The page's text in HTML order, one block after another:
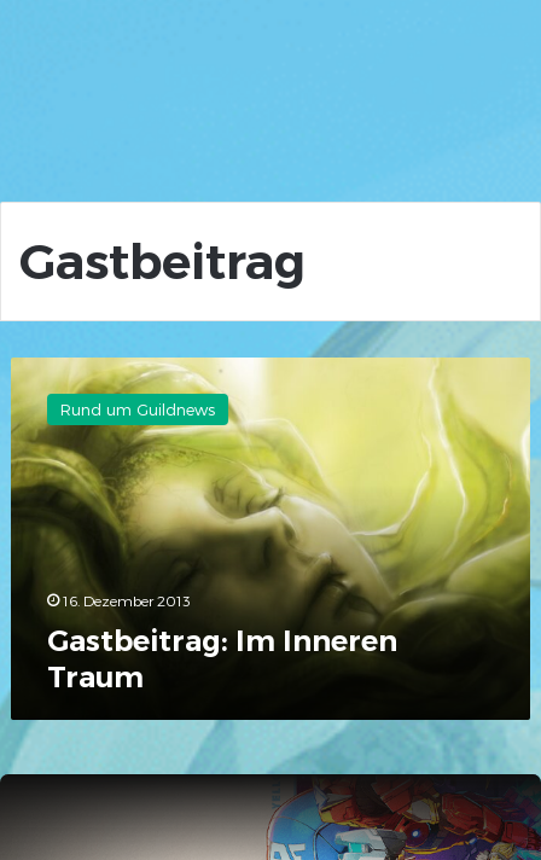
Gastbeitrag
Gastbeitrag:
Im
Inneren
Traum
Rund um Guildnews
16. Dezember 2013
Gastbeitrag: Im Inneren
Traum